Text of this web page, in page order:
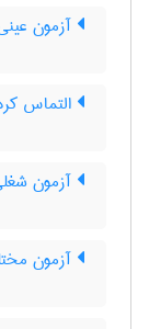
آزمون
التماس
آزمون
آزمون